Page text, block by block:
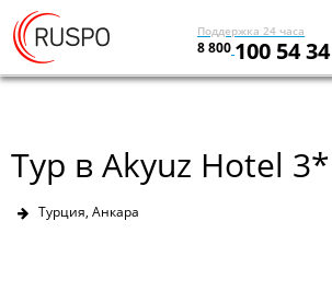
Поддержка 24 часа
8 800 100 54 34
Тур в Akyuz Hotel 3*
Турция, Анкара